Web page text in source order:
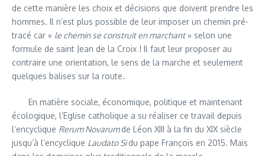
de cette manière les choix et décisions que doivent prendre les
hommes. Il n’est plus possible de leur imposer un chemin pré-
tracé car « le chemin se construit en marchant» selon une
formule de saint Jean de la Croix ! Il faut leur proposer au
contraire une orientation, le sens de la marche et seulement
quelques balises sur la route.
En matière sociale, économique, politique et maintenant
écologique, l’Eglise catholique a su réaliser ce travail depuis
l’encyclique Rerum Novarumde Léon XIII à la fin du XIX siècle
jusqu’à l’encyclique Laudato Sidu pape François en 2015. Mais